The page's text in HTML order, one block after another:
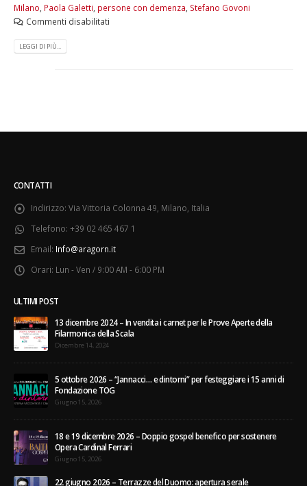
Milano Paola Galetti persone con demenza Stefano Govoni
Commenti disabilitati
LEGGI DI PIÙ...
CONTATTI
Indirizzo: Via Vittoria Colonna 49, Milano, Italia
Telefono: +39 02 465 467 1
Email: Info@aragorn.it
Orari: Lun - Ven / 9:00 AM - 6:00 PM
ULTIMI POST
13 dicembre 2024 – In vendita i carnet per le Prove Aperte della
Filarmonica della Scala
Dicembre 14, 2024
5 ottobre 2026 – “Jannacci… e dintorni” per festeggiare i 15 anni di
Fondazione TOG
Giugno 15, 2026
18 e 19 dicembre 2026 – Doppio gospel benefico per sostenere
Opera Cardinal Ferrari
Giugno 15, 2026
22 giugno 2026 – Terrazze del Duomo: apertura serale